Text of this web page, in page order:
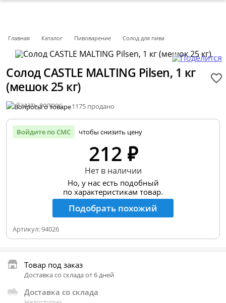
Главная Каталог Пивоварение Солод для пива
Солод CASTLE MALTING Pilsen, 1 кг
(мешок 25 кг)
Задать вопрос 1175 продано
Войдите по СМС чтобы снизить цену
212 ₽
Нет в наличии
Но, у нас есть подобный
по характеристикам товар.
Подобрать похожий
Артикул:94026
Товар под заказ
Доставка со склада от 6 дней
Доставка со склада